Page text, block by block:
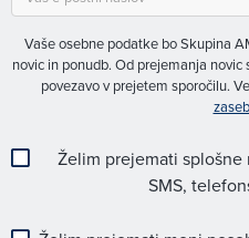
Vaše osebne podatke bo Skupina
novic in ponudb. Od prejemanja
povezavo v prejetem sporočilu.
Želim prejemati
SMS,